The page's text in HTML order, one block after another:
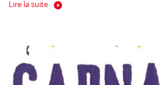
Lire la suite